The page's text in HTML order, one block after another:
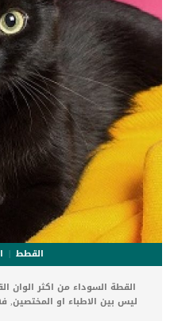
القطط
القطة السوداء من اكثر الوان
ليس بين الاطباء او